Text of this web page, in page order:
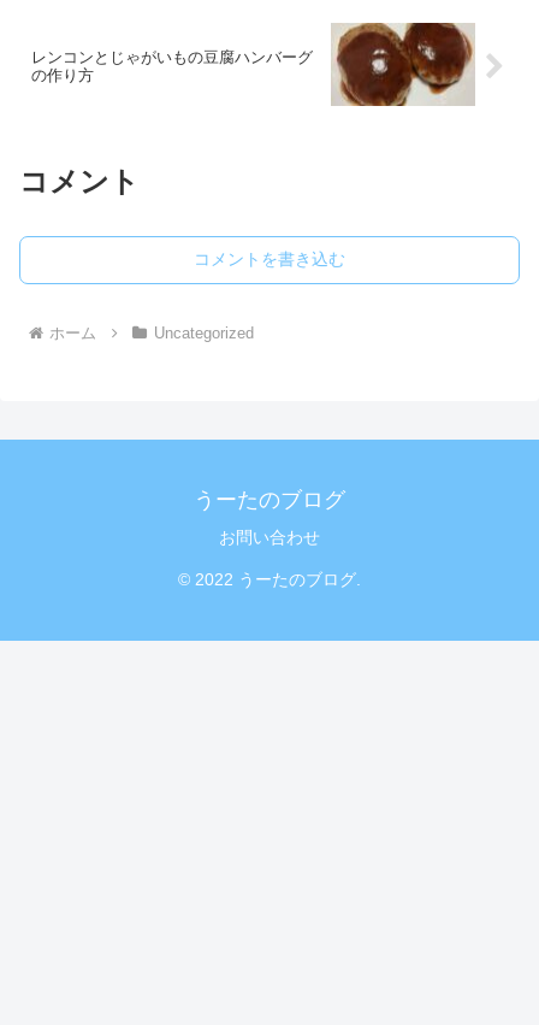
レンコンとじゃがいもの豆腐ハンバーグ
の作り方
コメント
コメントを書き込む
ホーム Uncategorized
うーたのブログ
お問い合わせ
© 2022 うーたのブログ.